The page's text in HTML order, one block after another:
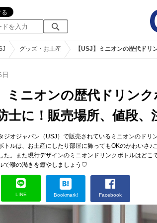
グッズ・お土産 【USJ】ミニオンの歴代ド
ミニオンの歴代ドリン
士に！販売場所、値段、
ジオジャパン（USJ）で販売されているミニオンのドリ
トルは、お土産にしたり部屋に飾ってもOKのかわいさ♪
た。また現行デザインのミニオンドリンクボトルはど
で喉の渇きを癒やしましょう♡
LINE Bookmark! Facebook